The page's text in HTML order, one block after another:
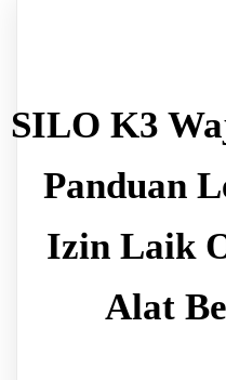
SILO K3
Panduan
Izin Laik
Alat